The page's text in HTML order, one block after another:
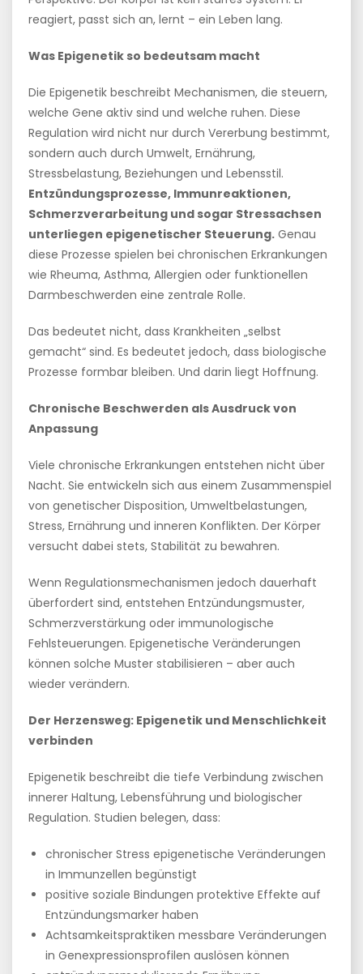
reagiert, passt sich an, lernt – ein Leben lang.
Was Epigenetik so bedeutsam macht
Die Epigenetik beschreibt Mechanismen, die steuern,
welche Gene aktiv sind und welche ruhen. Diese
Regulation wird nicht nur durch Vererbung bestimmt,
sondern auch durch Umwelt, Ernährung,
Stressbelastung, Beziehungen und Lebensstil.
Entzündungsprozesse, Immunreaktionen,
Schmerzverarbeitung und sogar Stressachsen
unterliegen epigenetischer Steuerung. Genau
diese Prozesse spielen bei chronischen Erkrankungen
wie Rheuma, Asthma, Allergien oder funktionellen
Darmbeschwerden eine zentrale Rolle.
Das bedeutet nicht, dass Krankheiten „selbst
gemacht“ sind. Es bedeutet jedoch, dass biologische
Prozesse formbar bleiben. Und darin liegt Hoffnung.
Chronische Beschwerden als Ausdruck von
Anpassung
Viele chronische Erkrankungen entstehen nicht über
Nacht. Sie entwickeln sich aus einem Zusammenspiel
von genetischer Disposition, Umweltbelastungen,
Stress, Ernährung und inneren Konflikten. Der Körper
versucht dabei stets, Stabilität zu bewahren.
Wenn Regulationsmechanismen jedoch dauerhaft
überfordert sind, entstehen Entzündungsmuster,
Schmerzverstärkung oder immunologische
Fehlsteuerungen. Epigenetische Veränderungen
können solche Muster stabilisieren – aber auch
wieder verändern.
Der Herzensweg: Epigenetik und Menschlichkeit
verbinden
Epigenetik beschreibt die tiefe Verbindung zwischen
innerer Haltung, Lebensführung und biologischer
Regulation. Studien belegen, dass:
chronischer Stress epigenetische Veränderungen
in Immunzellen begünstigt
positive soziale Bindungen protektive Effekte auf
Entzündungsmarker haben
Achtsamkeitspraktiken messbare Veränderungen
in Genexpressionsprofilen auslösen können